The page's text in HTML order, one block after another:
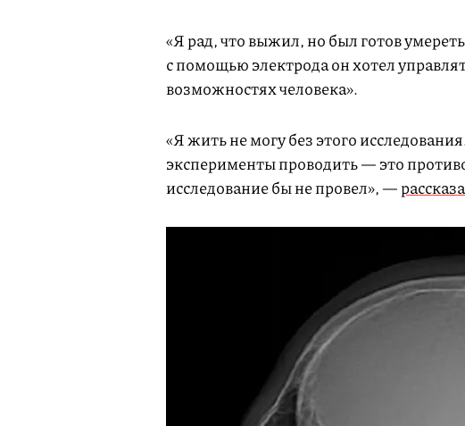
«Я рад, что выжил, но был готов
с помощью электрода он хотел
возможностях человека».
«Я жить не могу без этого
эксперименты проводить — это
исследование бы не провел», —